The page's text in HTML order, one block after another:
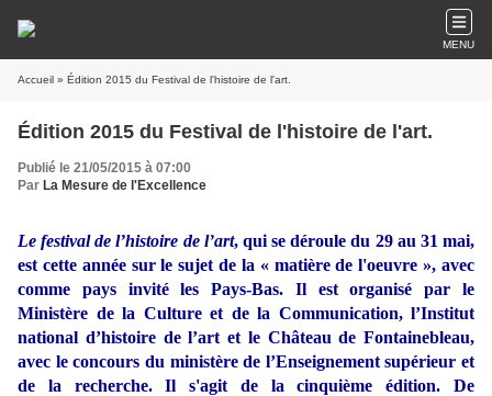
MENU
Accueil » Édition 2015 du Festival de l'histoire de l'art.
Édition 2015 du Festival de l'histoire de l'art.
Publié le 21/05/2015 à 07:00
Par La Mesure de l'Excellence
Le festival de l’histoire de l’art, qui se déroule du 29 au 31 mai,
est cette année sur le sujet de la « matière de l'oeuvre », avec
comme pays invité les Pays-Bas. Il est organisé par le
Ministère de la Culture et de la Communication, l’Institut
national d’histoire de l’art et le Château de Fontainebleau,
avec le concours du ministère de l’Enseignement supérieur et
de la recherche. Il s'agit de la cinquième édition. De